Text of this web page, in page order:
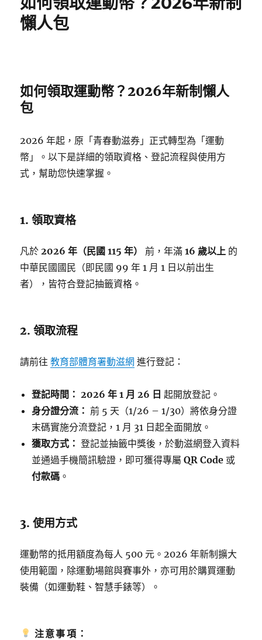
A
報
名
物
組
別/CP
前
名
抽
懶人包
如何領取運動幣？2026年新制懶人
包
2026 年起，原「青春動滋券」正式轉型為「運動
幣」。以下是詳細的領取資格、登記流程與使用方
式，幫助您快速掌握。
1. 領取資格
凡於 2026 年（民國 115 年） 前，年滿16 歲以上 的
中華民國國民（即民國 99 年 1 月 1 日以前出生
者），皆符合登記抽籤資格。
2. 領取流程
請前往教育部體育署動滋網 進行登記：
登記時間： 2026 年 1 月 26 日 起開放登記。
身分證分流： 前 5 天（1/26 – 1/30）將依身分證
末碼實施分流登記，1 月 31 日起全面開放。
獲取方式： 登記並抽籤中獎後，於動滋網登入資料
並通過手機簡訊驗證，即可獲得專屬QR Code 或
付款碼 。
3. 使用方式
運動幣的抵用額度為每人 500 元。2026 年新制擴大
使用範圍，除運動場館與賽事外，亦可用於購買運動
裝備（如運動鞋、智慧手錶等）。
注意事項：